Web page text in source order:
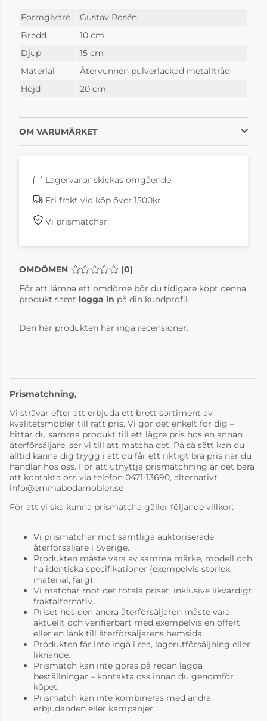
Formgivare
Gustav Rosén
Bredd
10 cm
Djup
15 cm
Material
Återvunnen pulverlackad metalltråd
Höjd
20 cm
OM VARUMÄRKET
Lagervaror skickas omgående
Fri frakt vid köp över 1500kr
Vi prismatchar
OMDÖMEN MEDELBETYG 0 AV 5 ANTAL BETYG 0
(0)
För att lämna ett omdöme bör du tidigare köpt denna
produkt samt logga in på din kundprofil.
Den här produkten har inga recensioner.
Prismatchning,
Vi strävar efter att erbjuda ett brett sortiment av
kvalitetsmöbler till rätt pris. Vi gör det enkelt för dig –
hittar du samma produkt till ett lägre pris hos en annan
återförsäljare, ser vi till att matcha det. På så sätt kan du
alltid känna dig trygg i att du får ett riktigt bra pris när du
handlar hos oss. För att utnyttja prismatchning är det bara
att kontakta oss via telefon 0471-13690, alternativt
info@emmabodamobler.se
För att vi ska kunna prismatcha gäller följande villkor:
Vi prismatchar mot samtliga auktoriserade
återförsäljare i Sverige.
Produkten måste vara av samma märke, modell och
ha identiska specifikationer (exempelvis storlek,
material, färg).
Vi matchar mot det totala priset, inklusive likvärdigt
fraktalternativ.
Priset hos den andra återförsäljaren måste vara
aktuellt och verifierbart med exempelvis en offert
eller en länk till återförsäljarens hemsida.
Produkten får inte ingå i rea, lagerutförsäljning eller
liknande.
Prismatch kan inte göras på redan lagda
beställningar – kontakta oss innan du genomför
köpet.
Prismatch kan inte kombineras med andra
erbjudanden eller kampanjer.